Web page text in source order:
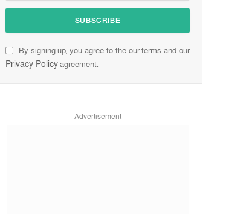
By signing up, you agree to the our terms and our
Privacy Policyagreement.
Advertisement